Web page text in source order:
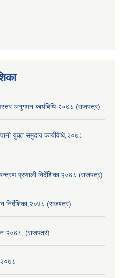
अनुगमन कार्यविधि-२०७८ (राजपत्र)
युक्त समुदाय कार्यविधि,२०७८
प्रणाली निर्देशिका,२०७८ (राजपत्र)
निर्देशिका,२०७८ (राजपत्र)
२०७८, (राजपत्र)
२०७८